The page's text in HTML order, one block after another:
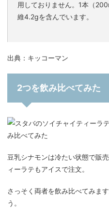
用しておりません。1本（
維4.2gを含んでいます。
出典：キッコーマン
2つを飲み比べてみた
豆乳シナモンは冷たい状態で販
ィーラテもアイスで注文。
さっそく両者を飲み比べてみま
う。